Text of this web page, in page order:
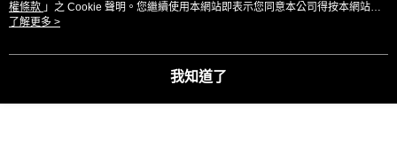
權條款 」之 Cookie 聲明。您繼續使用本網站即表示您同意本公司得按本網站使
用條款之 Cookie 聲明使用 cookie。
了解更多 >
我知道了